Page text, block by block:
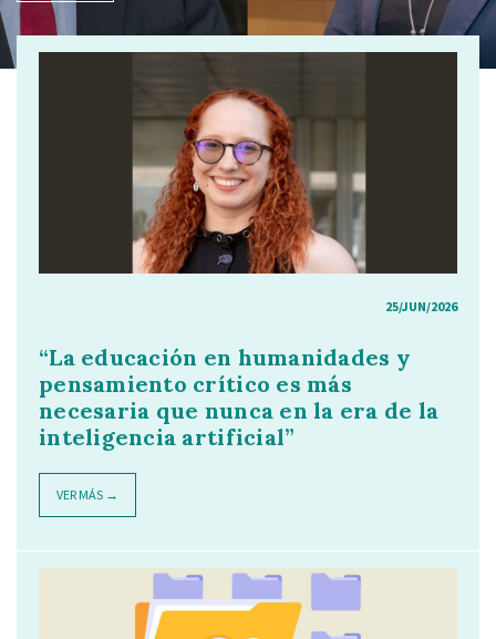
25/JUN/2026
“La educación en humanidades y
pensamiento crítico es más
necesaria que nunca en la era de la
inteligencia artificial”
VER MÁS →